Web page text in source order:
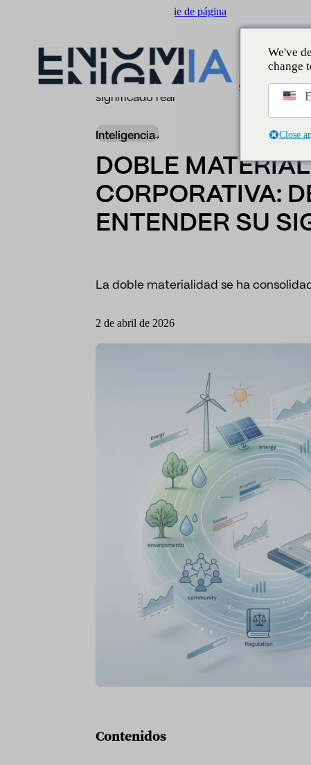
Saltar al pie de página
Insider Inteligencia regulatoria
Doble
significado real
Inteligencia
DOBLE
CORPORATIVA:
ENTENDER SU
La doble materialidad se ha
2 de abril de 2026
Contenidos
We've
change
Close